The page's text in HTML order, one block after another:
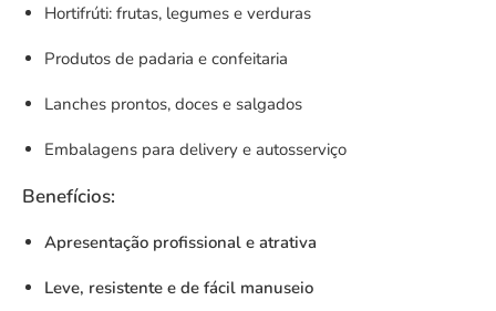
Hortifrúti: frutas, legumes e verduras
Produtos de padaria e confeitaria
Lanches prontos, doces e salgados
Embalagens para delivery e autosserviço
Benefícios:
Apresentação profissional e atrativa
Leve, resistente e de fácil manuseio